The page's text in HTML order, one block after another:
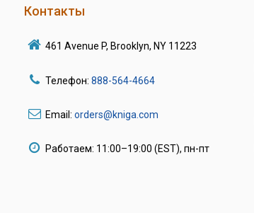
Контакты
461 Avenue P, Brooklyn, NY 11223
Телефон: 888-564-4664
Email: orders@kniga.com
Работаем: 11:00–19:00 (EST), пн-пт